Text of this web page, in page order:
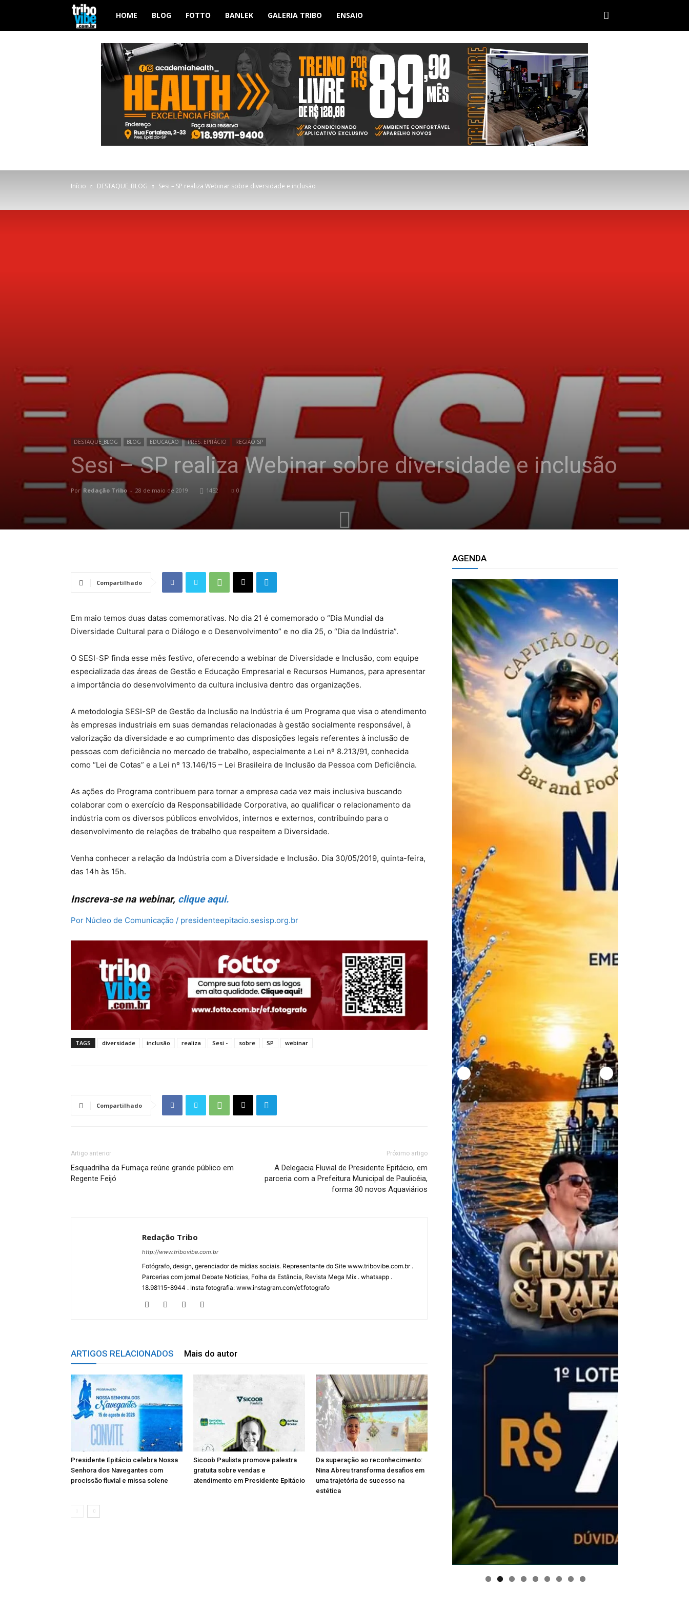
Tribo
Vibe
HOME BLOG FOTTO BANLEK GALERIA TRIBO ENSAIO
Início DESTAQUE_BLOG Sesi – SP realiza Webinar sobre diversidade e inclusão
DESTAQUE_BLOG BLOG EDUCAÇÃO PRES. EPITÁCIO REGIÃO SP
Sesi – SP realiza Webinar sobre diversidade e inclusão
Por Redação Tribo - 28 de maio de 2019 1452 0
Compartilhado
Em maio temos duas datas comemorativas. No dia 21 é comemorado o “Dia Mundial da
Diversidade Cultural para o Diálogo e o Desenvolvimento” e no dia 25, o “Dia da Indústria”.
O SESI-SP finda esse mês festivo, oferecendo a webinar de Diversidade e Inclusão, com equipe
especializada das áreas de Gestão e Educação Empresarial e Recursos Humanos, para apresentar
a importância do desenvolvimento da cultura inclusiva dentro das organizações.
A metodologia SESI-SP de Gestão da Inclusão na Indústria é um Programa que visa o atendimento
às empresas industriais em suas demandas relacionadas à gestão socialmente responsável, à
valorização da diversidade e ao cumprimento das disposições legais referentes à inclusão de
pessoas com deficiência no mercado de trabalho, especialmente a Lei nº 8.213/91, conhecida
como “Lei de Cotas” e a Lei nº 13.146/15 – Lei Brasileira de Inclusão da Pessoa com Deficiência.
As ações do Programa contribuem para tornar a empresa cada vez mais inclusiva buscando
colaborar com o exercício da Responsabilidade Corporativa, ao qualificar o relacionamento da
indústria com os diversos públicos envolvidos, internos e externos, contribuindo para o
desenvolvimento de relações de trabalho que respeitem a Diversidade.
Venha conhecer a relação da Indústria com a Diversidade e Inclusão. Dia 30/05/2019, quinta-feira,
das 14h às 15h.
Inscreva-se na webinar, clique aqui.
Por Núcleo de Comunicação / presidenteepitacio.sesisp.org.br
TAGS diversidade inclusão realiza Sesi - sobre SP webinar
Compartilhado
Artigo anterior
Esquadrilha da Fumaça reúne grande público em
Regente Feijó
Próximo artigo
A Delegacia Fluvial de Presidente Epitácio, em
parceria com a Prefeitura Municipal de Paulicéia,
forma 30 novos Aquaviários
Redação Tribo
http://www.tribovibe.com.br
Fotógrafo, design, gerenciador de mídias sociais. Representante do Site www.tribovibe.com.br .
Parcerias com jornal Debate Notícias, Folha da Estância, Revista Mega Mix . whatsapp .
18.98115-8944 . Insta fotografia: www.instagram.com/ef.fotografo
ARTIGOS RELACIONADOS Mais do autor
Presidente Epitácio celebra Nossa
Senhora dos Navegantes com
procissão fluvial e missa solene
Sicoob Paulista promove palestra
gratuita sobre vendas e
atendimento em Presidente Epitácio
Da superação ao reconhecimento:
Nina Abreu transforma desafios em
uma trajetória de sucesso na
estética
AGENDA